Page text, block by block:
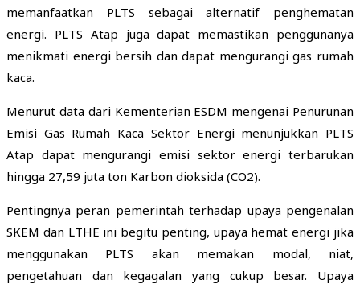
memanfaatkan PLTS sebagai alternatif penghematan
energi. PLTS Atap juga dapat memastikan penggunanya
menikmati energi bersih dan dapat mengurangi gas rumah
kaca.
Menurut data dari Kementerian ESDM mengenai Penurunan
Emisi Gas Rumah Kaca Sektor Energi menunjukkan PLTS
Atap dapat mengurangi emisi sektor energi terbarukan
hingga 27,59 juta ton Karbon dioksida (CO2).
Pentingnya peran pemerintah terhadap upaya pengenalan
SKEM dan LTHE ini begitu penting, upaya hemat energi jika
menggunakan PLTS akan memakan modal, niat,
pengetahuan dan kegagalan yang cukup besar. Upaya